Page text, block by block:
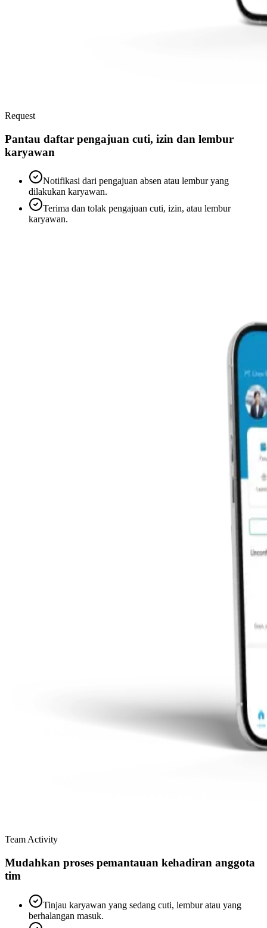
Request
Pantau daftar pengajuan cuti, izin dan lembur
karyawan
Notifikasi dari pengajuan absen atau lembur yang
dilakukan karyawan.
Terima dan tolak pengajuan cuti, izin, atau lembur
karyawan.
Team Activity
Mudahkan proses pemantauan kehadiran anggota
tim
Tinjau karyawan yang sedang cuti, lembur atau yang
berhalangan masuk.